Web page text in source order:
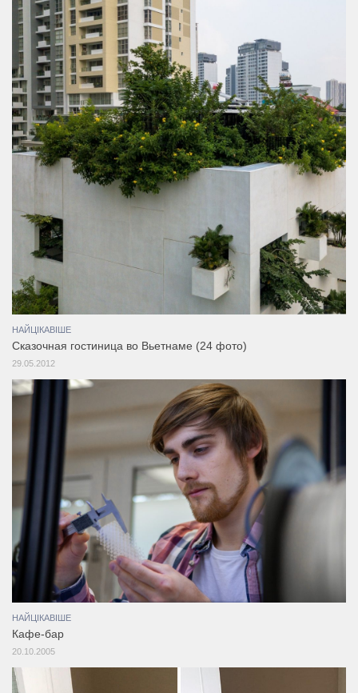
НАЙЦІКАВІШЕ
Сказочная гостиница во Вьетнаме (24 фото)
29.05.2012
НАЙЦІКАВІШЕ
Кафе-бар
20.10.2005